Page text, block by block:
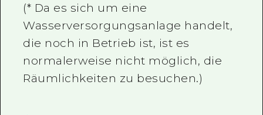
(* Da es sich um eine
Wasserversorgungsanlage handelt,
die noch in Betrieb ist, ist es
normalerweise nicht möglich, die
Räumlichkeiten zu besuchen.)